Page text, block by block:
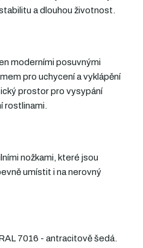
a dlouhou životnost.
moderními posuvnými
pro uchycení a vyklápění
prostor pro vysypání
rostlinami.
nožkami, které jsou
umístit i na nerovný
7016 - antracitově šedá.